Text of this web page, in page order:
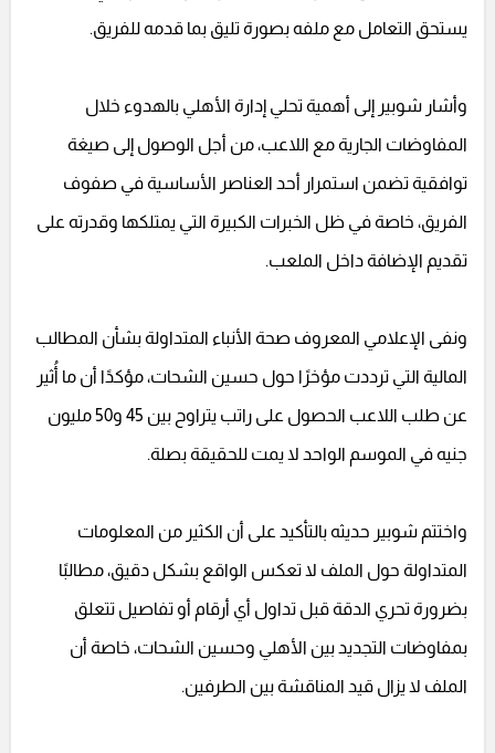
يستحق التعامل مع ملفه بصورة تليق بما قدمه للفريق.
وأشار شوبير إلى أهمية تحلي إدارة الأهلي بالهدوء خلال
المفاوضات الجارية مع اللاعب، من أجل الوصول إلى صيغة
توافقية تضمن استمرار أحد العناصر الأساسية في صفوف
الفريق، خاصة في ظل الخبرات الكبيرة التي يمتلكها وقدرته على
تقديم الإضافة داخل الملعب.
ونفى الإعلامي المعروف صحة الأنباء المتداولة بشأن المطالب
المالية التي ترددت مؤخرًا حول حسين الشحات، مؤكدًا أن ما أُثير
عن طلب اللاعب الحصول على راتب يتراوح بين 45 و50 مليون
جنيه في الموسم الواحد لا يمت للحقيقة بصلة.
واختتم شوبير حديثه بالتأكيد على أن الكثير من المعلومات
المتداولة حول الملف لا تعكس الواقع بشكل دقيق، مطالبًا
بضرورة تحري الدقة قبل تداول أي أرقام أو تفاصيل تتعلق
بمفاوضات التجديد بين الأهلي وحسين الشحات، خاصة أن
الملف لا يزال قيد المناقشة بين الطرفين.